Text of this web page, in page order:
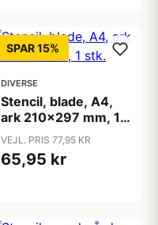
SPAR 15%
DIVERSE
Stencil, blade, A4,
ark 210x297 mm, 1
stk.
VEJL. PRIS 77,95 KR
65,95 kr